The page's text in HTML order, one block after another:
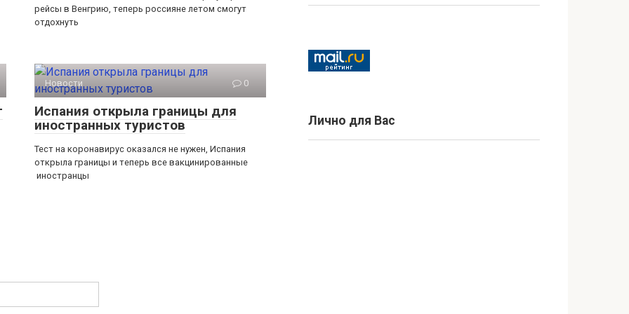
рейсы в Венгрию, теперь россияне летом смогут
отдохнуть
Новости 0
Испания открыла границы для
иностранных туристов
Тест на коронавирус оказался не нужен, Испания
открыла границы и теперь все вакцинированные
иностранцы
Лично для Вас